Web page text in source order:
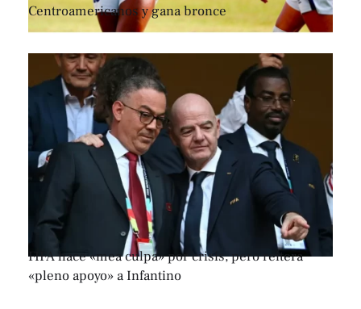
Centroamericanos y gana bronce
FIFA hace «mea culpa» por crisis, pero reitera
«pleno apoyo» a Infantino